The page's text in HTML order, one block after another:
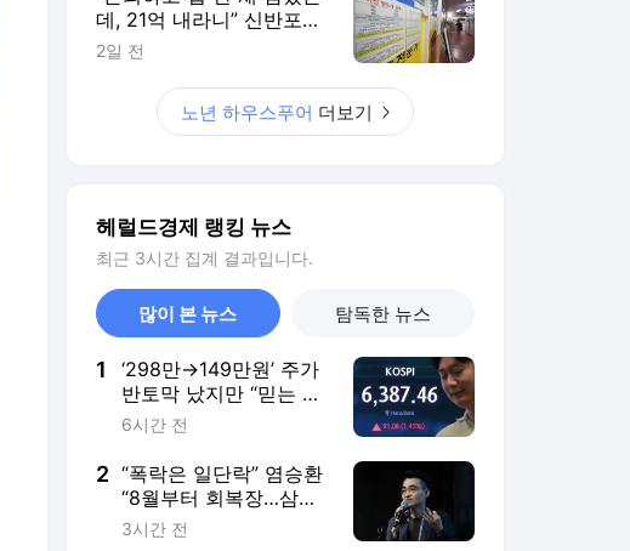
데, 21억 내라니” 신반포2
차 20년 살아도 양도세 5
2일 전
노년 하우스푸어 더보기
헤럴드경제 랭킹 뉴스
최근 3시간 집계 결과입니다.
많이 본 뉴스 탐독한 뉴스
1
‘298만→149만원’ 주가
반토막 났지만 “믿는 건
반도체”…개미들 폭풍 매
6시간 전
2 “폭락은 일단락” 염승환
“8월부터 회복장…삼전
고점 한참 남았다”
3시간 전